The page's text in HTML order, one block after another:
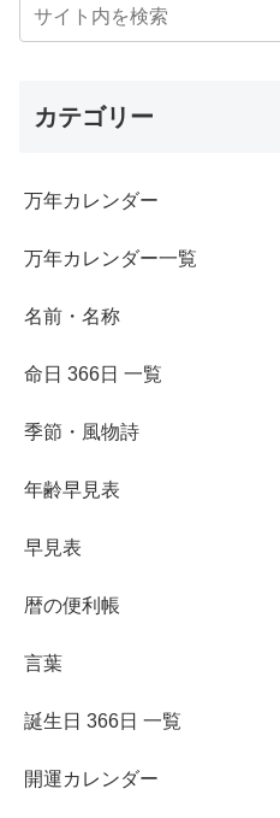
カテゴリー
万年カレンダー
万年カレンダー一覧
名前・名称
命日 366日 一覧
季節・風物詩
年齢早見表
早見表
暦の便利帳
言葉
誕生日 366日 一覧
開運カレンダー